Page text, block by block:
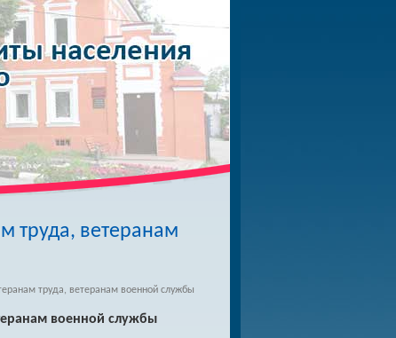
труда, ветеранам
труда, ветеранам военной службы
военной службы